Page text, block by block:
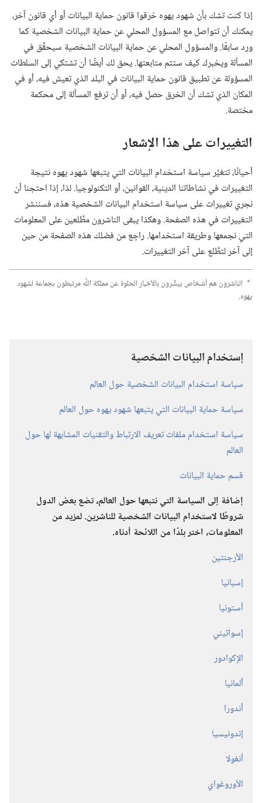
إذا كنت تشك بأن شهود يهوه خرقوا قانون حماية البيانات أو أي قانون آخر،‏
يمكنك أن تتواصل مع المسؤول المحلي عن حماية البيانات الشخصية كما
ورد سابقًا.‏ والمسؤول المحلي عن حماية البيانات الشخصية سيحقِّق في
المسألة ويخبرك كيف ستتم متابعتها.‏ يحق لك أيضًا أن تشتكي إلى السلطات
المسؤولة عن تطبيق قانون حماية البيانات في البلد الذي تعيش فيه،‏ أو في
المكان الذي تشك أن الخرق حصل فيه،‏ أو أن ترفع المسألة إلى محكمة
مختصة.‏
التغييرات على هذا الإشعار
أحيانًا،‏ تتغيَّر سياسة استخدام البيانات التي يتبعها شهود يهوه نتيجة
التغييرات في نشاطاتنا الدينية،‏ القوانين،‏ أو التكنولوجيا.‏ لذا،‏ إذا احتجنا أن
نجري تغييرات على سياسة استخدام البيانات الشخصية هذه،‏ فسننشر
التغييرات في هذه الصفحة.‏ وهكذا يبقى الناشرون مطَّلعين على المعلومات
التي نجمعها وطريقة استخدامها.‏ راجِع من فضلك هذه الصفحة من حين
إلى آخر لتطَّلع على آخر التغييرات.‏
a الناشرون هم أشخاص يبشِّرون بالأخبار الحلوة عن مملكة اللّٰه مرتبطون بجماعة لشهود
يهوه.‏
إستخدام البيانات الشخصية
سياسة استخدام البيانات الشخصية حول العالم
سياسة حماية البيانات التي يتبعها شهود يهوه حول العالم
سياسة استخدام ملفات تعريف الارتباط والتقنيات المشابهة لها حول
العالم
قسم حماية البيانات
إضافة إلى السياسة التي نتبعها حول العالم،‏ تضع بعض الدول
شروطًا لاستخدام البيانات الشخصية للناشرين.‏ لمزيد من
المعلومات،‏ اختر بلدًا من اللائحة أدناه.‏
الأرجنتين
إسبانيا
أستونيا
إسواتيني
الإكوادور
ألمانيا
أندورا
إندونيسيا
أنغولا
الأوروغواي